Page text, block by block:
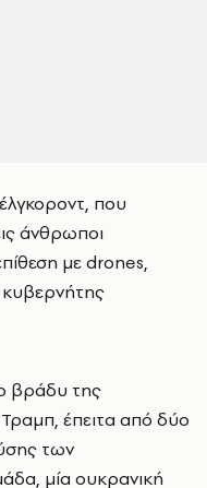
που
άνθρωποι
με drones,
βράδυ της
έπειτα από δύο
των
μία ουκρανική